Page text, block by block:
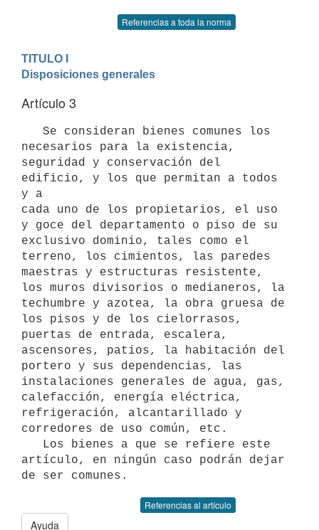
Referencias a toda la norma
TITULO I
Disposiciones generales
Artículo 3
necesarios para la existencia,
seguridad y conservación del
edificio, y los que permitan a todos
y a
cada uno de los propietarios, el uso
y goce del departamento o piso de su
exclusivo dominio, tales como el
terreno, los cimientos, las paredes
maestras y estructuras resistente,
los muros divisorios o medianeros, la
techumbre y azotea, la obra gruesa de
los pisos y de los cielorrasos,
puertas de entrada, escalera,
ascensores, patios, la habitación del
portero y sus dependencias, las
instalaciones generales de agua, gas,
calefacción, energía eléctrica,
refrigeración, alcantarillado y
corredores de uso común, etc.
artículo, en ningún caso podrán dejar
de ser comunes.
Referencias al artículo
Ayuda